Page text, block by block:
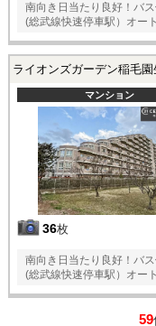
南向き日当たり良好！バ
(総武線快速停車駅）オー
ライオンズガーデン稲毛
マンション
36枚
南向き日当たり良好！バ
(総武線快速停車駅）オー
59